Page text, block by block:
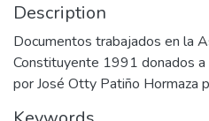
Description
Documentos trabajados en la
Constituyente 1991 donados
por José Otty Patiño Hormaza